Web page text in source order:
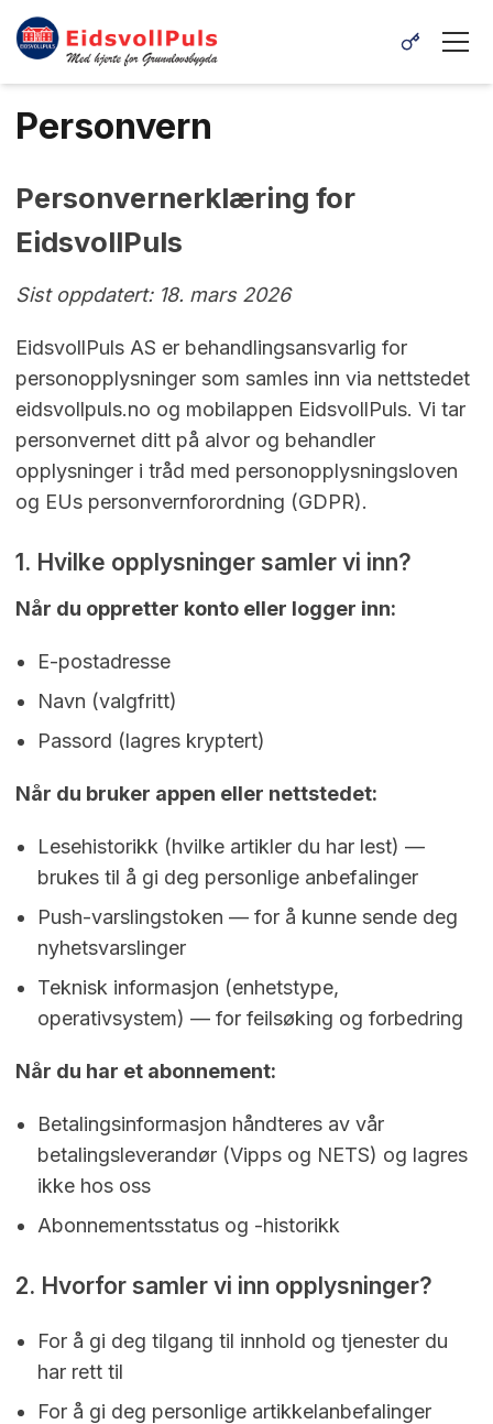
Personvern
Personvernerklæring for
EidsvollPuls
Sist oppdatert: 18. mars 2026
EidsvollPuls AS er behandlingsansvarlig for
personopplysninger som samles inn via nettstedet
eidsvollpuls.no og mobilappen EidsvollPuls. Vi tar
personvernet ditt på alvor og behandler
opplysninger i tråd med personopplysningsloven
og EUs personvernforordning (GDPR).
1. Hvilke opplysninger samler vi inn?
Når du oppretter konto eller logger inn:
E-postadresse
Navn (valgfritt)
Passord (lagres kryptert)
Når du bruker appen eller nettstedet:
Lesehistorikk (hvilke artikler du har lest) —
brukes til å gi deg personlige anbefalinger
Push-varslingstoken — for å kunne sende deg
nyhetsvarslinger
Teknisk informasjon (enhetstype,
operativsystem) — for feilsøking og forbedring
Når du har et abonnement:
Betalingsinformasjon håndteres av vår
betalingsleverandør (Vipps og NETS) og lagres
ikke hos oss
Abonnementsstatus og -historikk
2. Hvorfor samler vi inn opplysninger?
For å gi deg tilgang til innhold og tjenester du
har rett til
For å gi deg personlige artikkelanbefalinger